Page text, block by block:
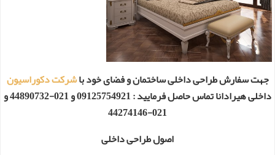
جهت سفارش طراحی داخلی ساختمان و فضای خود باشرکت دکوراسیون
داخلی هیرادانا تماس حاصل فرمایید : 09125754921 و 021-44890732 و
021-44274146
اصول طراحی داخلی